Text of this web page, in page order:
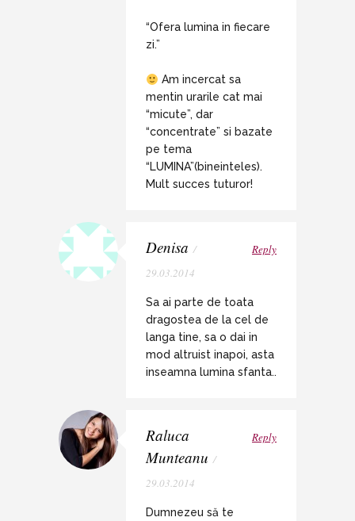
“Ofera lumina in fiecare
zi.”
Am incercat sa
mentin urarile cat mai
“micute”, dar
“concentrate” si bazate
pe tema
“LUMINA”(bineinteles).
Mult succes tuturor!
Denisa /
29.03.2014
Reply
Sa ai parte de toata
dragostea de la cel de
langa tine, sa o dai in
mod altruist inapoi, asta
inseamna lumina sfanta..
Raluca
Munteanu /
29.03.2014
Reply
Dumnezeu să te